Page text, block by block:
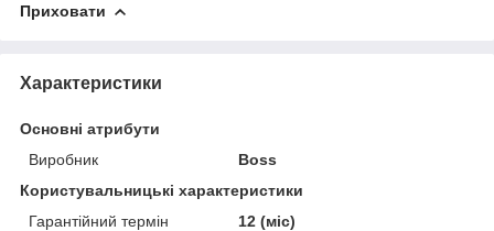
Приховати
Характеристики
Основні атрибути
Виробник
Boss
Користувальницькі характеристики
Гарантійний термін
12 (міс)